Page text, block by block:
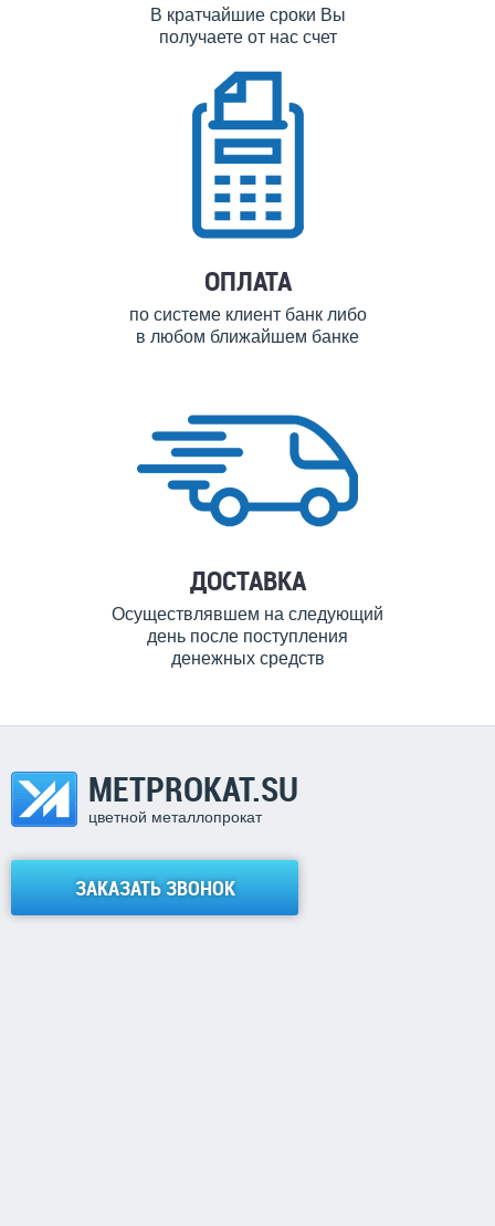
В кратчайшие сроки Вы
получаете от нас счет
ОПЛАТА
по системе клиент банк либо
в любом ближайшем банке
ДОСТАВКА
Осуществлявшем на следующий
день после поступления
денежных средств
METPROKAT.SU
цветной металлопрокат
ЗАКАЗАТЬ ЗВОНОК